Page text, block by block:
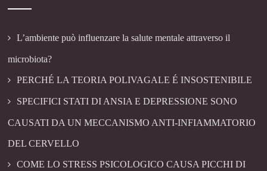
L’ambiente può influenzare la salute mentale attraverso il
microbiota?
PERCHÉ LA TEORIA POLIVAGALE É INSOSTENIBILE
SPECIFICI STATI DI ANSIA E DEPRESSIONE SONO
CAUSATI DA UN MECCANISMO ANTI-INFIAMMATORIO
DEL CERVELLO
COME LO STRESS PSICOLOGICO CAUSA PICCHI DI